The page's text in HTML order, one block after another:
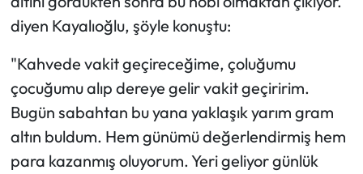
diyen Kayalıoğlu, şöyle konuştu:
"Kahvede vakit geçireceğime, çoluğumu
çocuğumu alıp dereye gelir vakit geçiririm.
Bugün sabahtan bu yana yaklaşık yarım gram
altın buldum. Hem günümü değerlendirmiş hem
para kazanmış oluyorum. Yeri geliyor günlük